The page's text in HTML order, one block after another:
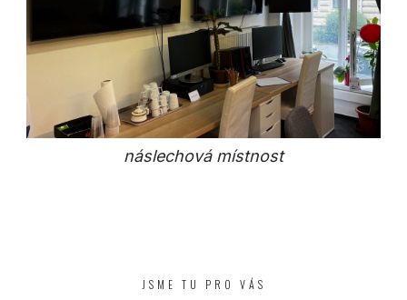
náslechová místnost
JSME TU PRO VÁS